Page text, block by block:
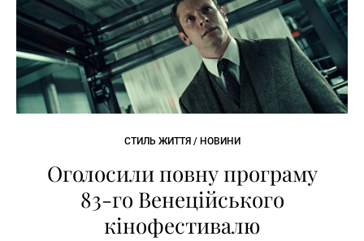
СТИЛЬ ЖИТТЯ / НОВИНИ
Оголосили повну програму
83-го Венеційського
кінофестивалю